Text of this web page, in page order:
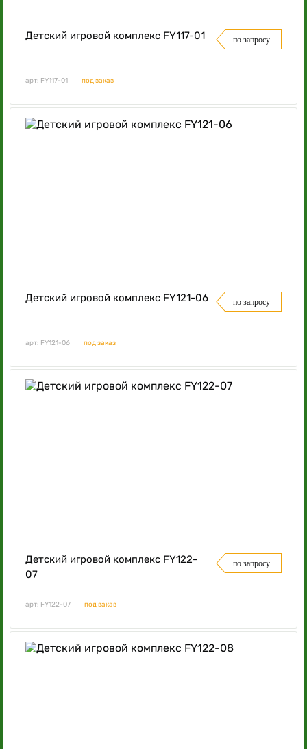
Детский игровой комплекс FY117-01 по запросу
арт: FY117-01 под заказ
Детский игровой комплекс FY121-06 по запросу
арт: FY121-06 под заказ
Детский игровой комплекс FY122-
07
по запросу
арт: FY122-07 под заказ